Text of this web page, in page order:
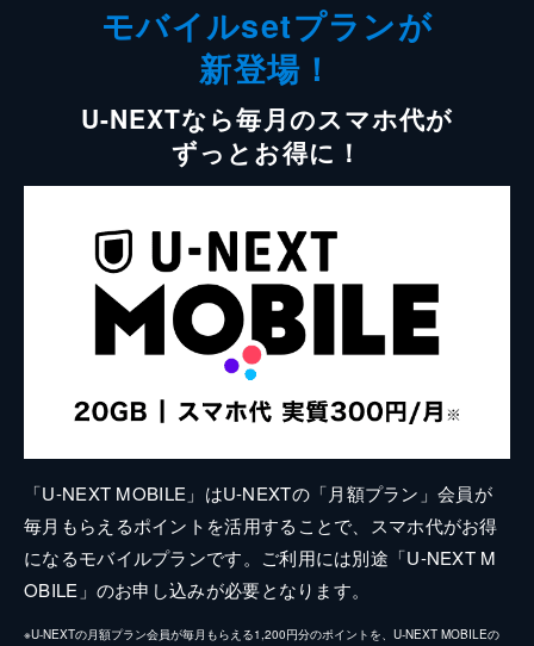
モバイルsetプランが
新登場！
U-NEXTなら毎月のスマホ代が
ずっとお得に！
「U-NEXT MOBILE」はU-NEXTの「月額プラン」会員が
毎月もらえるポイントを活用することで、スマホ代がお得
になるモバイルプランです。ご利用には別途「U-NEXT M
OBILE」のお申し込みが必要となります。
※U-NEXTの月額プラン会員が毎月もらえる1,200円分のポイントを、U-NEXT MOBILEの